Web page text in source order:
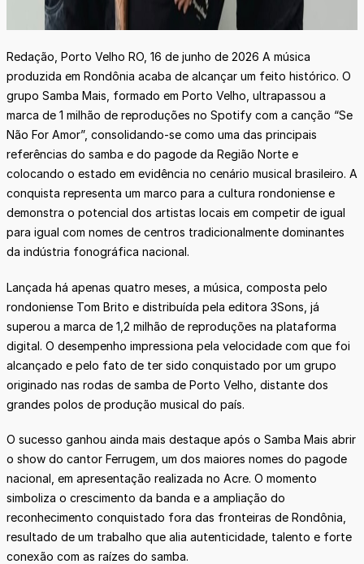
Redação, Porto Velho RO, 16 de junho de 2026 A música
produzida em Rondônia acaba de alcançar um feito histórico. O
grupo Samba Mais, formado em Porto Velho, ultrapassou a
marca de 1 milhão de reproduções no Spotify com a canção “Se
Não For Amor”, consolidando-se como uma das principais
referências do samba e do pagode da Região Norte e
colocando o estado em evidência no cenário musical brasileiro. A
conquista representa um marco para a cultura rondoniense e
demonstra o potencial dos artistas locais em competir de igual
para igual com nomes de centros tradicionalmente dominantes
da indústria fonográfica nacional.
Lançada há apenas quatro meses, a música, composta pelo
rondoniense Tom Brito e distribuída pela editora 3Sons, já
superou a marca de 1,2 milhão de reproduções na plataforma
digital. O desempenho impressiona pela velocidade com que foi
alcançado e pelo fato de ter sido conquistado por um grupo
originado nas rodas de samba de Porto Velho, distante dos
grandes polos de produção musical do país.
O sucesso ganhou ainda mais destaque após o Samba Mais abrir
o show do cantor Ferrugem, um dos maiores nomes do pagode
nacional, em apresentação realizada no Acre. O momento
simboliza o crescimento da banda e a ampliação do
reconhecimento conquistado fora das fronteiras de Rondônia,
resultado de um trabalho que alia autenticidade, talento e forte
conexão com as raízes do samba.